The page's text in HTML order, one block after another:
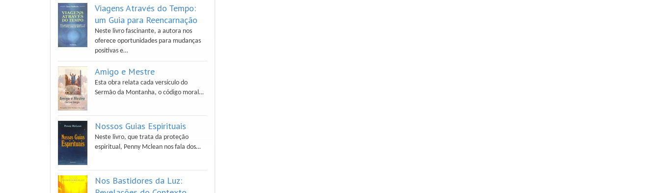
Viagens Através do Tempo:
um Guia para Reencarnação
Neste livro fascinante, a autora nos
oferece oportunidades para mudanças
positivas e…
Amigo e Mestre
Esta obra relata cada versículo do
Sermão da Montanha, o código moral…
Nossos Guias Espirituais
Neste livro, que trata da proteção
espiritual, Penny Mclean nos fala dos…
Nos Bastidores da Luz: